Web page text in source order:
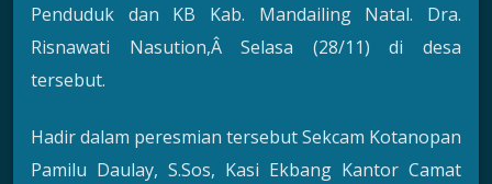
Penduduk dan KB Kab. Mandailing Natal. Dra.
Risnawati Nasution,Â Selasa (28/11) di desa
tersebut.
Hadir dalam peresmian tersebut Sekcam Kotanopan
Pamilu Daulay, S.Sos, Kasi Ekbang Kantor Camat